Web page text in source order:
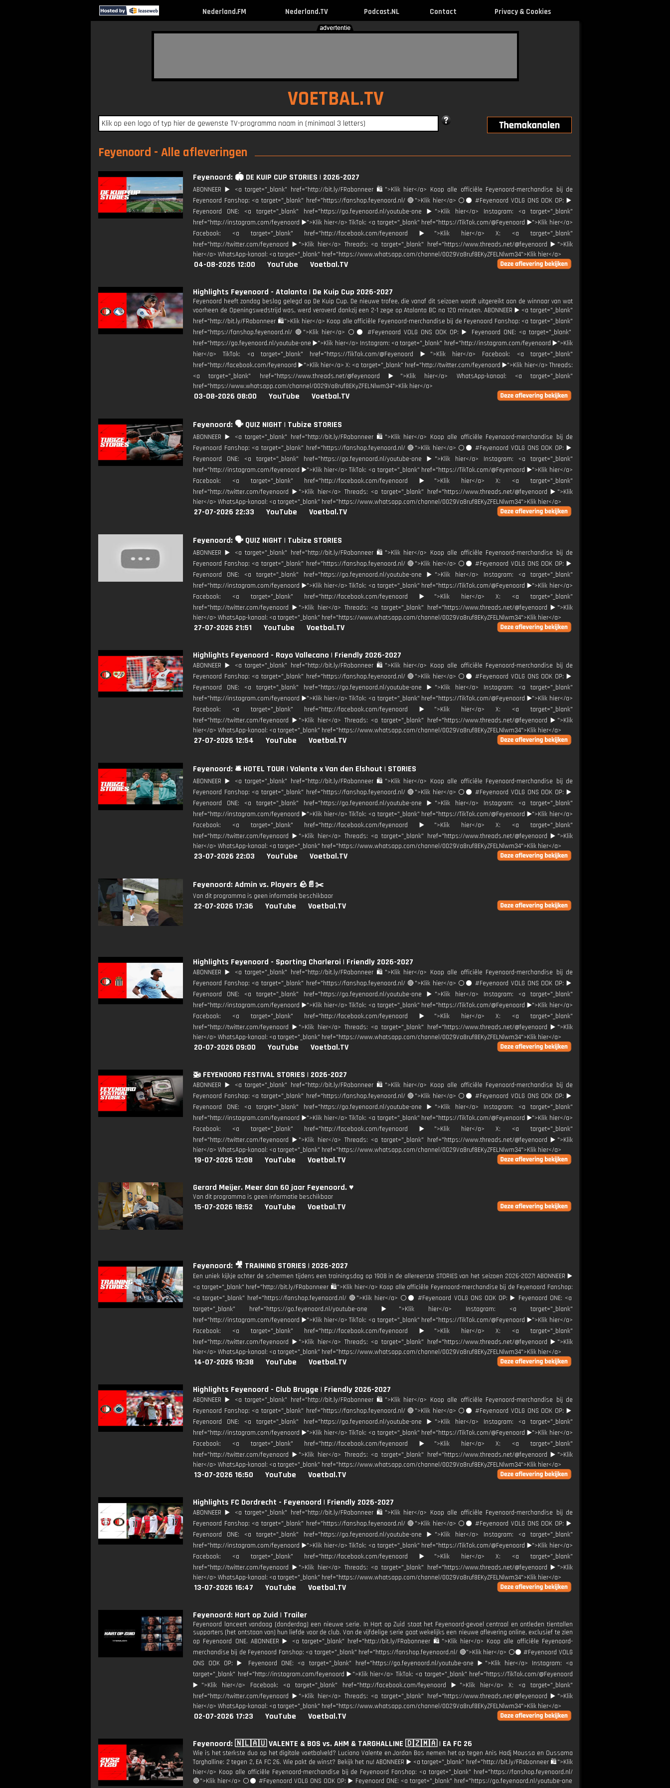
Nederland.FM Nederland.TV Podcast.NL Contact Privacy & Cookies
VOETBAL.TV
Feyenoord - Alle afleveringen
Feyenoord: 🏟️ DE KUIP CUP STORIES | 2026-2027
ABONNEER ▶️ <a target="_blank" href="http://bit.ly/FRabonneer 🛍">Klik hier</a> Koop alle officiële Feyenoord-merchandise bij de
Feyenoord Fanshop: <a target="_blank" href="https://fanshop.feyenoord.nl/ 🔴">Klik hier</a> ⚪️⚫ #Feyenoord VOLG ONS OOK OP: ▶️
Feyenoord ONE: <a target="_blank" href="https://go.feyenoord.nl/youtube-one ▶️">Klik hier</a> Instagram: <a target="_blank"
href="http://instagram.com/feyenoord ▶️">Klik hier</a> TikTok: <a target="_blank" href="https://TikTok.com/@Feyenoord ▶️">Klik hier</a>
Facebook: <a target="_blank" href="http://facebook.com/feyenoord ▶️">Klik hier</a> X: <a target="_blank"
href="http://twitter.com/feyenoord ▶️">Klik hier</a> Threads: <a target="_blank" href="https://www.threads.net/@feyenoord ▶️">Klik
hier</a> WhatsApp-kanaal: <a target="_blank" href="https://www.whatsapp.com/channel/0029Va8ruf8EKyZFELNlwm34">Klik hier</a>
04-08-2026 12:00 YouTube Voetbal.TV
Highlights Feyenoord - Atalanta | De Kuip Cup 2026-2027
Feyenoord heeft zondag beslag gelegd op De Kuip Cup. De nieuwe trofee, die vanaf dit seizoen wordt uitgereikt aan de winnaar van wat
voorheen de Openingswedstrijd was, werd veroverd dankzij een 2-1 zege op Atalanta BC na 120 minuten. ABONNEER ▶️ <a target="_blank"
href="http://bit.ly/FRabonneer 🛍">Klik hier</a> Koop alle officiële Feyenoord-merchandise bij de Feyenoord Fanshop: <a target="_blank"
href="https://fanshop.feyenoord.nl/ 🔴">Klik hier</a> ⚪️⚫ #Feyenoord VOLG ONS OOK OP: ▶️ Feyenoord ONE: <a target="_blank"
href="https://go.feyenoord.nl/youtube-one ▶️">Klik hier</a> Instagram: <a target="_blank" href="http://instagram.com/feyenoord ▶️">Klik
hier</a> TikTok: <a target="_blank" href="https://TikTok.com/@Feyenoord ▶️">Klik hier</a> Facebook: <a target="_blank"
href="http://facebook.com/feyenoord ▶️">Klik hier</a> X: <a target="_blank" href="http://twitter.com/feyenoord ▶️">Klik hier</a> Threads:
<a target="_blank" href="https://www.threads.net/@feyenoord ▶️">Klik hier</a> WhatsApp-kanaal: <a target="_blank"
href="https://www.whatsapp.com/channel/0029Va8ruf8EKyZFELNlwm34">Klik hier</a>
03-08-2026 08:00 YouTube Voetbal.TV
Feyenoord: 🗣️ QUIZ NIGHT | Tubize STORIES
ABONNEER ▶️ <a target="_blank" href="http://bit.ly/FRabonneer 🛍">Klik hier</a> Koop alle officiële Feyenoord-merchandise bij de
Feyenoord Fanshop: <a target="_blank" href="https://fanshop.feyenoord.nl/ 🔴">Klik hier</a> ⚪️⚫ #Feyenoord VOLG ONS OOK OP: ▶️
Feyenoord ONE: <a target="_blank" href="https://go.feyenoord.nl/youtube-one ▶️">Klik hier</a> Instagram: <a target="_blank"
href="http://instagram.com/feyenoord ▶️">Klik hier</a> TikTok: <a target="_blank" href="https://TikTok.com/@Feyenoord ▶️">Klik hier</a>
Facebook: <a target="_blank" href="http://facebook.com/feyenoord ▶️">Klik hier</a> X: <a target="_blank"
href="http://twitter.com/feyenoord ▶️">Klik hier</a> Threads: <a target="_blank" href="https://www.threads.net/@feyenoord ▶️">Klik
hier</a> WhatsApp-kanaal: <a target="_blank" href="https://www.whatsapp.com/channel/0029Va8ruf8EKyZFELNlwm34">Klik hier</a>
27-07-2026 22:33 YouTube Voetbal.TV
Feyenoord: 🗣️ QUIZ NIGHT | Tubize STORIES
ABONNEER ▶️ <a target="_blank" href="http://bit.ly/FRabonneer 🛍">Klik hier</a> Koop alle officiële Feyenoord-merchandise bij de
Feyenoord Fanshop: <a target="_blank" href="https://fanshop.feyenoord.nl/ 🔴">Klik hier</a> ⚪️⚫ #Feyenoord VOLG ONS OOK OP: ▶️
Feyenoord ONE: <a target="_blank" href="https://go.feyenoord.nl/youtube-one ▶️">Klik hier</a> Instagram: <a target="_blank"
href="http://instagram.com/feyenoord ▶️">Klik hier</a> TikTok: <a target="_blank" href="https://TikTok.com/@Feyenoord ▶️">Klik hier</a>
Facebook: <a target="_blank" href="http://facebook.com/feyenoord ▶️">Klik hier</a> X: <a target="_blank"
href="http://twitter.com/feyenoord ▶️">Klik hier</a> Threads: <a target="_blank" href="https://www.threads.net/@feyenoord ▶️">Klik
hier</a> WhatsApp-kanaal: <a target="_blank" href="https://www.whatsapp.com/channel/0029Va8ruf8EKyZFELNlwm34">Klik hier</a>
27-07-2026 21:51 YouTube Voetbal.TV
Highlights Feyenoord - Rayo Vallecano | Friendly 2026-2027
ABONNEER ▶️ <a target="_blank" href="http://bit.ly/FRabonneer 🛍">Klik hier</a> Koop alle officiële Feyenoord-merchandise bij de
Feyenoord Fanshop: <a target="_blank" href="https://fanshop.feyenoord.nl/ 🔴">Klik hier</a> ⚪️⚫ #Feyenoord VOLG ONS OOK OP: ▶️
Feyenoord ONE: <a target="_blank" href="https://go.feyenoord.nl/youtube-one ▶️">Klik hier</a> Instagram: <a target="_blank"
href="http://instagram.com/feyenoord ▶️">Klik hier</a> TikTok: <a target="_blank" href="https://TikTok.com/@Feyenoord ▶️">Klik hier</a>
Facebook: <a target="_blank" href="http://facebook.com/feyenoord ▶️">Klik hier</a> X: <a target="_blank"
href="http://twitter.com/feyenoord ▶️">Klik hier</a> Threads: <a target="_blank" href="https://www.threads.net/@feyenoord ▶️">Klik
hier</a> WhatsApp-kanaal: <a target="_blank" href="https://www.whatsapp.com/channel/0029Va8ruf8EKyZFELNlwm34">Klik hier</a>
27-07-2026 12:54 YouTube Voetbal.TV
Feyenoord: 🛎️ HOTEL TOUR | Valente x Van den Elshout | STORIES
ABONNEER ▶️ <a target="_blank" href="http://bit.ly/FRabonneer 🛍">Klik hier</a> Koop alle officiële Feyenoord-merchandise bij de
Feyenoord Fanshop: <a target="_blank" href="https://fanshop.feyenoord.nl/ 🔴">Klik hier</a> ⚪️⚫ #Feyenoord VOLG ONS OOK OP: ▶️
Feyenoord ONE: <a target="_blank" href="https://go.feyenoord.nl/youtube-one ▶️">Klik hier</a> Instagram: <a target="_blank"
href="http://instagram.com/feyenoord ▶️">Klik hier</a> TikTok: <a target="_blank" href="https://TikTok.com/@Feyenoord ▶️">Klik hier</a>
Facebook: <a target="_blank" href="http://facebook.com/feyenoord ▶️">Klik hier</a> X: <a target="_blank"
href="http://twitter.com/feyenoord ▶️">Klik hier</a> Threads: <a target="_blank" href="https://www.threads.net/@feyenoord ▶️">Klik
hier</a> WhatsApp-kanaal: <a target="_blank" href="https://www.whatsapp.com/channel/0029Va8ruf8EKyZFELNlwm34">Klik hier</a>
23-07-2026 22:03 YouTube Voetbal.TV
Feyenoord: Admin vs. Players 🪨📄✂️
Van dit programma is geen informatie beschikbaar
22-07-2026 17:36 YouTube Voetbal.TV
Highlights Feyenoord - Sporting Charleroi | Friendly 2026-2027
ABONNEER ▶️ <a target="_blank" href="http://bit.ly/FRabonneer 🛍">Klik hier</a> Koop alle officiële Feyenoord-merchandise bij de
Feyenoord Fanshop: <a target="_blank" href="https://fanshop.feyenoord.nl/ 🔴">Klik hier</a> ⚪️⚫ #Feyenoord VOLG ONS OOK OP: ▶️
Feyenoord ONE: <a target="_blank" href="https://go.feyenoord.nl/youtube-one ▶️">Klik hier</a> Instagram: <a target="_blank"
href="http://instagram.com/feyenoord ▶️">Klik hier</a> TikTok: <a target="_blank" href="https://TikTok.com/@Feyenoord ▶️">Klik hier</a>
Facebook: <a target="_blank" href="http://facebook.com/feyenoord ▶️">Klik hier</a> X: <a target="_blank"
href="http://twitter.com/feyenoord ▶️">Klik hier</a> Threads: <a target="_blank" href="https://www.threads.net/@feyenoord ▶️">Klik
hier</a> WhatsApp-kanaal: <a target="_blank" href="https://www.whatsapp.com/channel/0029Va8ruf8EKyZFELNlwm34">Klik hier</a>
20-07-2026 09:00 YouTube Voetbal.TV
🚁 FEYENOORD FESTIVAL STORIES | 2026-2027
ABONNEER ▶️ <a target="_blank" href="http://bit.ly/FRabonneer 🛍">Klik hier</a> Koop alle officiële Feyenoord-merchandise bij de
Feyenoord Fanshop: <a target="_blank" href="https://fanshop.feyenoord.nl/ 🔴">Klik hier</a> ⚪️⚫ #Feyenoord VOLG ONS OOK OP: ▶️
Feyenoord ONE: <a target="_blank" href="https://go.feyenoord.nl/youtube-one ▶️">Klik hier</a> Instagram: <a target="_blank"
href="http://instagram.com/feyenoord ▶️">Klik hier</a> TikTok: <a target="_blank" href="https://TikTok.com/@Feyenoord ▶️">Klik hier</a>
Facebook: <a target="_blank" href="http://facebook.com/feyenoord ▶️">Klik hier</a> X: <a target="_blank"
href="http://twitter.com/feyenoord ▶️">Klik hier</a> Threads: <a target="_blank" href="https://www.threads.net/@feyenoord ▶️">Klik
hier</a> WhatsApp-kanaal: <a target="_blank" href="https://www.whatsapp.com/channel/0029Va8ruf8EKyZFELNlwm34">Klik hier</a>
19-07-2026 12:08 YouTube Voetbal.TV
Gerard Meijer. Meer dan 60 jaar Feyenoord. ♥️
Van dit programma is geen informatie beschikbaar
15-07-2026 18:52 YouTube Voetbal.TV
Feyenoord: 🎥 TRAINING STORIES | 2026-2027
Een uniek kijkje achter de schermen tijdens een trainingsdag op 1908 in de allereerste STORIES van het seizoen 2026-2027! ABONNEER ▶️
<a target="_blank" href="http://bit.ly/FRabonneer 🛍">Klik hier</a> Koop alle officiële Feyenoord-merchandise bij de Feyenoord Fanshop:
<a target="_blank" href="https://fanshop.feyenoord.nl/ 🔴">Klik hier</a> ⚪️⚫ #Feyenoord VOLG ONS OOK OP: ▶️ Feyenoord ONE: <a
target="_blank" href="https://go.feyenoord.nl/youtube-one ▶️">Klik hier</a> Instagram: <a target="_blank"
href="http://instagram.com/feyenoord ▶️">Klik hier</a> TikTok: <a target="_blank" href="https://TikTok.com/@Feyenoord ▶️">Klik hier</a>
Facebook: <a target="_blank" href="http://facebook.com/feyenoord ▶️">Klik hier</a> X: <a target="_blank"
href="http://twitter.com/feyenoord ▶️">Klik hier</a> Threads: <a target="_blank" href="https://www.threads.net/@feyenoord ▶️">Klik
hier</a> WhatsApp-kanaal: <a target="_blank" href="https://www.whatsapp.com/channel/0029Va8ruf8EKyZFELNlwm34">Klik hier</a>
14-07-2026 19:38 YouTube Voetbal.TV
Highlights Feyenoord - Club Brugge | Friendly 2026-2027
ABONNEER ▶️ <a target="_blank" href="http://bit.ly/FRabonneer 🛍">Klik hier</a> Koop alle officiële Feyenoord-merchandise bij de
Feyenoord Fanshop: <a target="_blank" href="https://fanshop.feyenoord.nl/ 🔴">Klik hier</a> ⚪️⚫ #Feyenoord VOLG ONS OOK OP: ▶️
Feyenoord ONE: <a target="_blank" href="https://go.feyenoord.nl/youtube-one ▶️">Klik hier</a> Instagram: <a target="_blank"
href="http://instagram.com/feyenoord ▶️">Klik hier</a> TikTok: <a target="_blank" href="https://TikTok.com/@Feyenoord ▶️">Klik hier</a>
Facebook: <a target="_blank" href="http://facebook.com/feyenoord ▶️">Klik hier</a> X: <a target="_blank"
href="http://twitter.com/feyenoord ▶️">Klik hier</a> Threads: <a target="_blank" href="https://www.threads.net/@feyenoord ▶️">Klik
hier</a> WhatsApp-kanaal: <a target="_blank" href="https://www.whatsapp.com/channel/0029Va8ruf8EKyZFELNlwm34">Klik hier</a>
13-07-2026 16:50 YouTube Voetbal.TV
Highlights FC Dordrecht - Feyenoord | Friendly 2026-2027
ABONNEER ▶️ <a target="_blank" href="http://bit.ly/FRabonneer 🛍">Klik hier</a> Koop alle officiële Feyenoord-merchandise bij de
Feyenoord Fanshop: <a target="_blank" href="https://fanshop.feyenoord.nl/ 🔴">Klik hier</a> ⚪️⚫ #Feyenoord VOLG ONS OOK OP: ▶️
Feyenoord ONE: <a target="_blank" href="https://go.feyenoord.nl/youtube-one ▶️">Klik hier</a> Instagram: <a target="_blank"
href="http://instagram.com/feyenoord ▶️">Klik hier</a> TikTok: <a target="_blank" href="https://TikTok.com/@Feyenoord ▶️">Klik hier</a>
Facebook: <a target="_blank" href="http://facebook.com/feyenoord ▶️">Klik hier</a> X: <a target="_blank"
href="http://twitter.com/feyenoord ▶️">Klik hier</a> Threads: <a target="_blank" href="https://www.threads.net/@feyenoord ▶️">Klik
hier</a> WhatsApp-kanaal: <a target="_blank" href="https://www.whatsapp.com/channel/0029Va8ruf8EKyZFELNlwm34">Klik hier</a>
13-07-2026 16:47 YouTube Voetbal.TV
Feyenoord: Hart op Zuid | Trailer
Feyenoord lanceert vandaag (donderdag) een nieuwe serie. In Hart op Zuid staat het Feyenoord-gevoel centraal en ontleden tientallen
supporters (het ontstaan van) hun liefde voor de club. Van de vijfdelige serie gaat wekelijks een nieuwe aflevering online, exclusief te zien
op Feyenoord ONE. ABONNEER ▶️ <a target="_blank" href="http://bit.ly/FRabonneer 🛍">Klik hier</a> Koop alle officiële Feyenoord-
merchandise bij de Feyenoord Fanshop: <a target="_blank" href="https://fanshop.feyenoord.nl/ 🔴">Klik hier</a> ⚪️⚫ #Feyenoord VOLG
ONS OOK OP: ▶️ Feyenoord ONE: <a target="_blank" href="https://go.feyenoord.nl/youtube-one ▶️">Klik hier</a> Instagram: <a
target="_blank" href="http://instagram.com/feyenoord ▶️">Klik hier</a> TikTok: <a target="_blank" href="https://TikTok.com/@Feyenoord
▶️">Klik hier</a> Facebook: <a target="_blank" href="http://facebook.com/feyenoord ▶️">Klik hier</a> X: <a target="_blank"
href="http://twitter.com/feyenoord ▶️">Klik hier</a> Threads: <a target="_blank" href="https://www.threads.net/@feyenoord ▶️">Klik
hier</a> WhatsApp-kanaal: <a target="_blank" href="https://www.whatsapp.com/channel/0029Va8ruf8EKyZFELNlwm34">Klik hier</a>
02-07-2026 17:23 YouTube Voetbal.TV
Feyenoord: 🇳🇱🇦🇺 VALENTE & BOS vs. AHM & TARGHALLINE 🇩🇿🇲🇦 | EA FC 26
Wie is het sterkste duo op het digitale voetbalveld? Luciano Valente en Jordan Bos nemen het op tegen Anis Hadj Moussa en Oussama
Targhalline: 2 tegen 2, EA FC 26. Wie pakt de winst? Bekijk het nu! ABONNEER ▶️ <a target="_blank" href="http://bit.ly/FRabonneer 🛍">Klik
hier</a> Koop alle officiële Feyenoord-merchandise bij de Feyenoord Fanshop: <a target="_blank" href="https://fanshop.feyenoord.nl/
🔴">Klik hier</a> ⚪️⚫ #Feyenoord VOLG ONS OOK OP: ▶️ Feyenoord ONE: <a target="_blank" href="https://go.feyenoord.nl/youtube-one